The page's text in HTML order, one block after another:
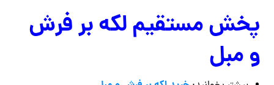
پخش مستقیم لکه بر فرش
و مبل